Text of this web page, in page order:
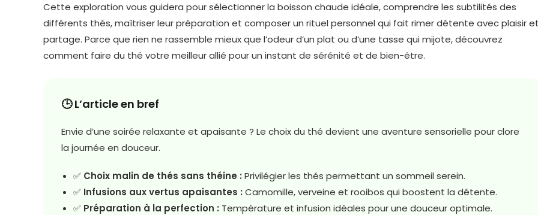
Cette exploration vous guidera pour sélectionner la boisson chaude idéale, comprendre les subtilités des
différents thés, maîtriser leur préparation et composer un rituel personnel qui fait rimer détente avec plaisir
partage. Parce que rien ne rassemble mieux que l’odeur d’un plat ou d’une tasse qui mijote, découvrez
comment faire du thé votre meilleur allié pour un instant de sérénité et de bien-être.
🕒 L’article en bref
Envie d’une soirée relaxante et apaisante ? Le choix du thé devient une aventure sensorielle pour clore
la journée en douceur.
✅ Choix malin de thés sans théine : Privilégier les thés permettant un sommeil serein.
✅ Infusions aux vertus apaisantes : Camomille, verveine et rooibos qui boostent la détente.
✅ Préparation à la perfection : Température et infusion idéales pour une douceur optimale.